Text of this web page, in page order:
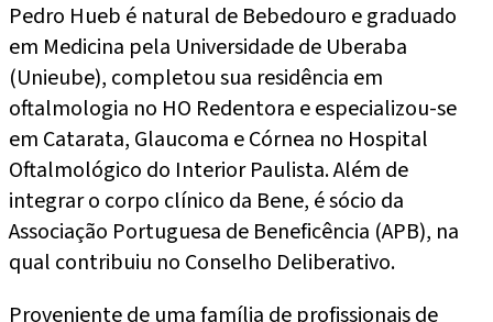
Pedro Hueb é natural de Bebedouro e graduado
em Medicina pela Universidade de Uberaba
(Unieube), completou sua residência em
oftalmologia no HO Redentora e especializou-se
em Catarata, Glaucoma e Córnea no Hospital
Oftalmológico do Interior Paulista. Além de
integrar o corpo clínico da Bene, é sócio da
Associação Portuguesa de Beneficência (APB), na
qual contribuiu no Conselho Deliberativo.
Proveniente de uma família de profissionais de